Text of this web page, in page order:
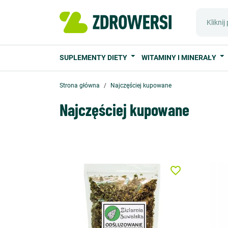
SUPLEMENTY DIETY WITAMINY I MINERAŁY
Strona główna Najczęściej kupowane
Najczęściej kupowane
favorite_border